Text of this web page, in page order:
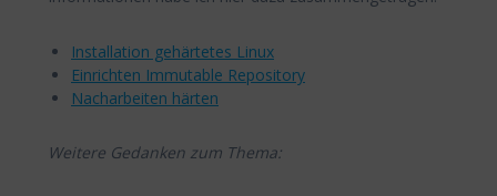
Installation gehärtetes Linux
Einrichten Immutable Repository
Nacharbeiten härten
Weitere Gedanken zum Thema: